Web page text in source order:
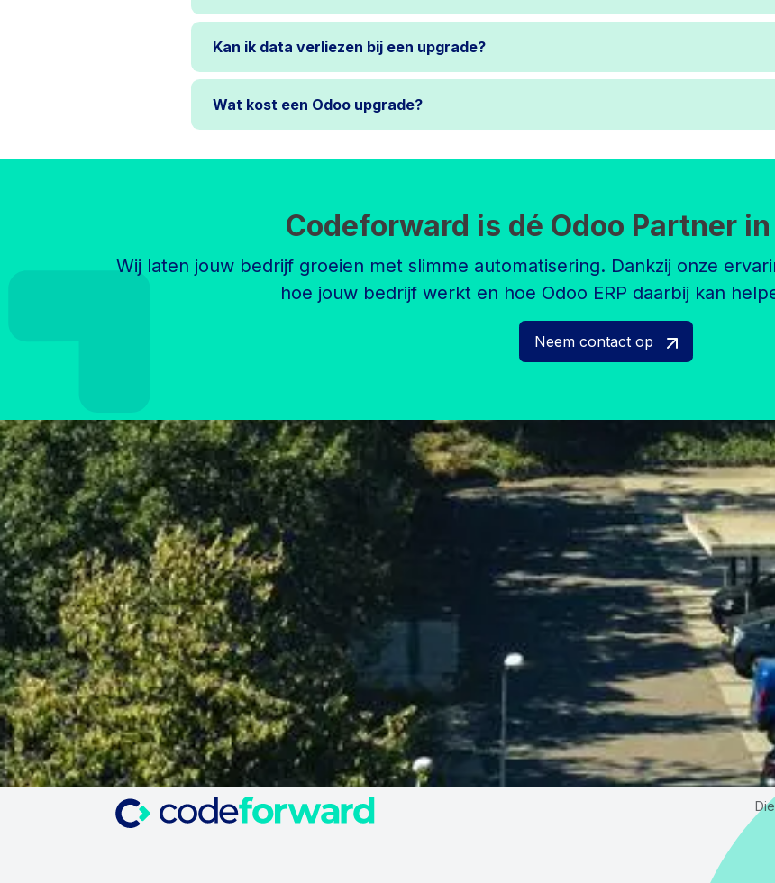
Kan ik data verliezen bij een upgrade?
Wat kost een Odoo upgrade?
Codeforward is dé Odoo Partner
Wij laten jouw bedrijf groeien met slimme automatisering. Dankzij onze
hoe jouw bedrijf werkt en hoe Odoo ERP daarbij kan
Neem contact op